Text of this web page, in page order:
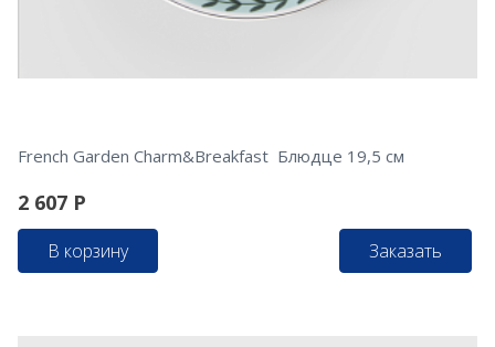
French Garden Charm&Breakfast Блюдце 19,5 см
2 607 Р
В корзину Заказать